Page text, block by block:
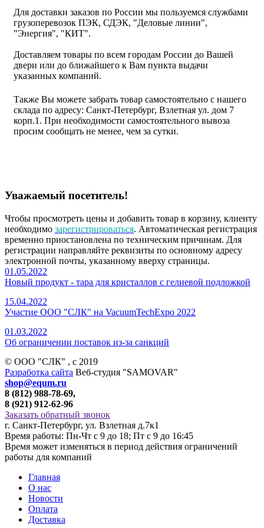
Для доставки заказов по России мы пользуемся службами
грузоперевозок ПЭК, СДЭК, "Деловые линии",
"Энергия", "КИТ".
Доставляем товары по всем городам России до Вашей
двери или до ближайшего к Вам пункта выдачи
указанных компаний.
Также Вы можете забрать товар самостоятельно с нашего
склада по адресу: Санкт-Петербург, Взлетная ул. дом 7
корп.1. При необходимости самостоятельного вывоза
просим сообщать не менее, чем за сутки.
Уважаемый посетитель!
Чтобы просмотреть цены и добавить товар в корзину, клиенту
необходимо зарегистрироваться. Автоматическая регистрация
временно приостановлена по техническим причинам. Для
регистрации направляйте реквизиты по основному адресу
электронной почты, указанному вверху страницы.
01.05.2022
Новый продукт - тара для кристаллов с гелиевой подложкой
15.04.2022
Участие ООО "СЛК" на VacuumTechExpo 2022
01.03.2022
Об ограничении поставок из-за санкций
© ООО "СЛК" , c 2019
Разработка сайта Веб-студия "SAMOVAR"
shop@equm.ru
8 (812) 988-78-69,
8 (921) 912-62-96
Заказать обратный звонок
г. Санкт-Петербург, ул. Взлетная д.7к1
Время работы: Пн-Чт с 9 до 18; Пт с 9 до 16:45
Время может изменяться в период действия ограничений
работы для компаний
Главная
О нас
Новости
Оплата
Доставка